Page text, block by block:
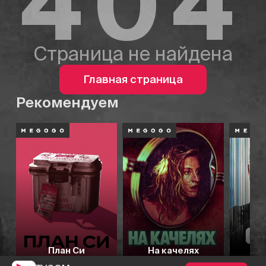
Страница не найдена
Главная страница
Рекомендуем
План Си На качелях